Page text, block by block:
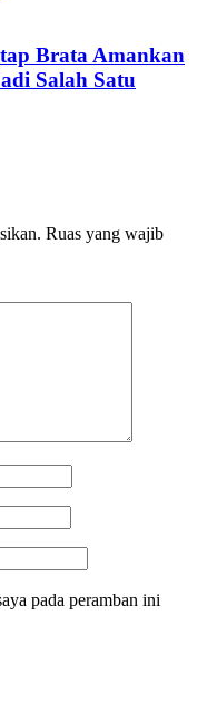
Brata Amankan
Salah Satu
Ruas yang wajib
pada peramban ini